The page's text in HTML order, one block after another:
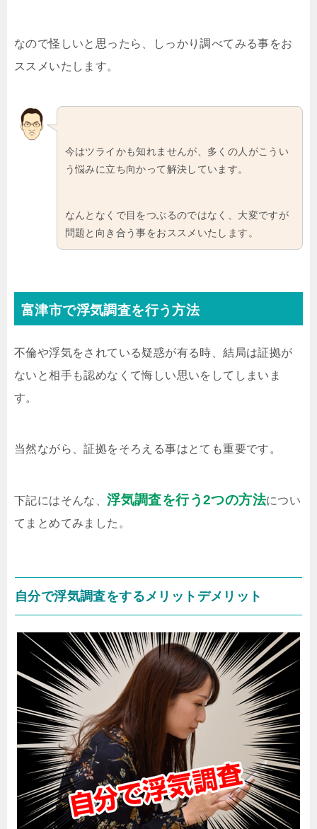
なので怪しいと思ったら、しっかり調べてみる事をお
ススメいたします。
今はツライかも知れませんが、多くの人がこうい
う悩みに立ち向かって解決しています。
なんとなくで目をつぶるのではなく、大変ですが
問題と向き合う事をおススメいたします。
富津市で浮気調査を行う方法
不倫や浮気をされている疑惑が有る時、結局は証拠が
ないと相手も認めなくて悔しい思いをしてしまいま
す。
当然ながら、証拠をそろえる事はとても重要です。
下記にはそんな、浮気調査を行う2つの方法につい
てまとめてみました。
自分で浮気調査をするメリットデメリット